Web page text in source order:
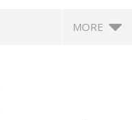
MORE